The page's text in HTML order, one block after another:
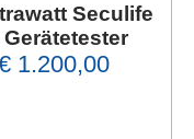
Seculife
1.200,00